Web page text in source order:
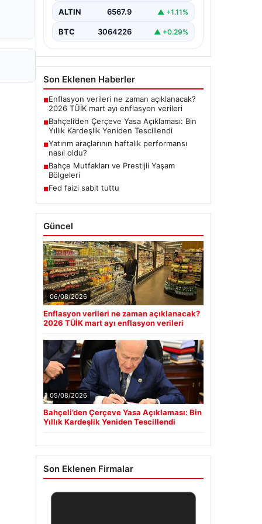
imzalanan…
ALTIN 6567.9 ▲ +1.11%
BTC 3064226 ▲ +0.29%
Son Eklenen Haberler
■Enflasyon verileri ne zaman açıklanacak?
2026 TÜİK mart ayı enflasyon verileri
■Bahçeli’den Çerçeve Yasa Açıklaması: Bin
Yıllık Kardeşlik Yeniden Tescillendi
■Yatırım araçlarının haftalık performansı
nasıl oldu?
■Bahçe Mutfakları ve Prestijli Yaşam
Bölgeleri
■Fed faizi sabit tuttu
Güncel
06/08/2026
Enflasyon verileri ne zaman açıklanacak?
2026 TÜİK mart ayı enflasyon verileri
05/08/2026
Bahçeli’den Çerçeve Yasa Açıklaması: Bin
Yıllık Kardeşlik Yeniden Tescillendi
Son Eklenen Firmalar